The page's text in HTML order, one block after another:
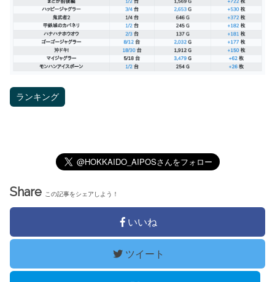
ランキング
Share この記事をシェアしよう！
いいね
ツイート